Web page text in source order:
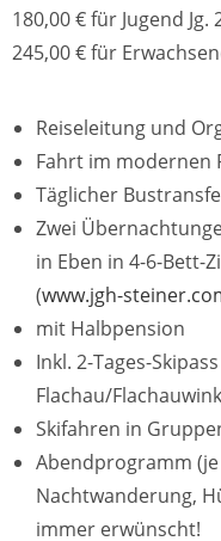
180,00 € für Jugend Jg.
245,00 € für
Reiseleitung und
Fahrt im modernen
Täglicher
Zwei
in Eben in 4-6-Bett-
(www.jgh-
mit Halbpension
Inkl. 2-Tages-
Flachau/
Skifahren in
Abendprogramm
Nachtwanderung,
immer erwünscht!